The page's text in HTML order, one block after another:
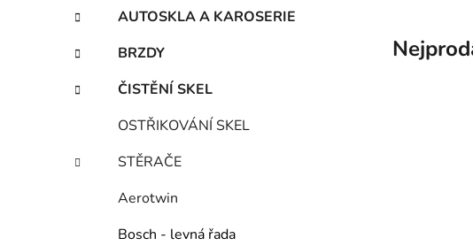
s
r
a
í
p
e
g
o
r
AUTOSKLA A KAROSERIE
BRZDY
ČISTĚNÍ SKEL
OSTŘIKOVÁNÍ SKEL
STĚRAČE
Aerotwin
Bosch - levná řada